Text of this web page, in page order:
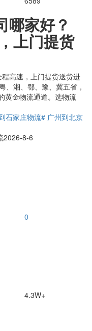
哪家好？
上门提货
高速，上门提货送货进
、湘、鄂、豫、冀五省，
黄金物流通道。选物流
石家庄物流# 广州到北京
2026-8-6
0
4.3W+